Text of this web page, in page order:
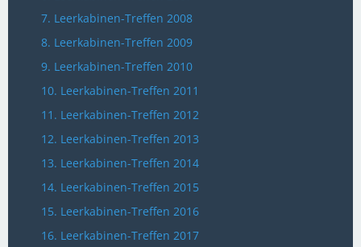
7. Leerkabinen-Treffen 2008
8. Leerkabinen-Treffen 2009
9. Leerkabinen-Treffen 2010
10. Leerkabinen-Treffen 2011
11. Leerkabinen-Treffen 2012
12. Leerkabinen-Treffen 2013
13. Leerkabinen-Treffen 2014
14. Leerkabinen-Treffen 2015
15. Leerkabinen-Treffen 2016
16. Leerkabinen-Treffen 2017